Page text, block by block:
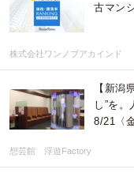
古マン
株式会社ワンノブアカインド
【新潟
し”を
8/21〈
想芸館 浮遊Factory